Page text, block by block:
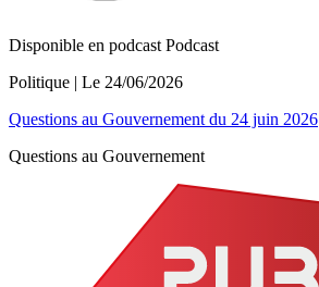
Disponible en podcast Podcast
Politique | Le 24/06/2026
Questions au Gouvernement du 24 juin 2026
Questions au Gouvernement